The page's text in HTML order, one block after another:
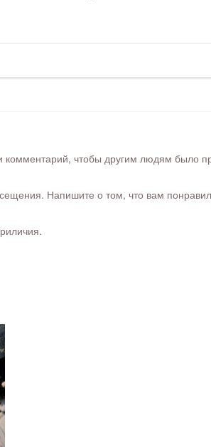
комментарий, чтобы другим людям было
Напишите о том, что вам